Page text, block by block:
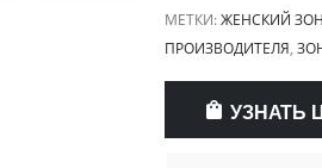
МЕТКИ:ЖЕНСКИЙ
ПРОИЗВОДИТЕЛЯ,
УЗНАТЬ